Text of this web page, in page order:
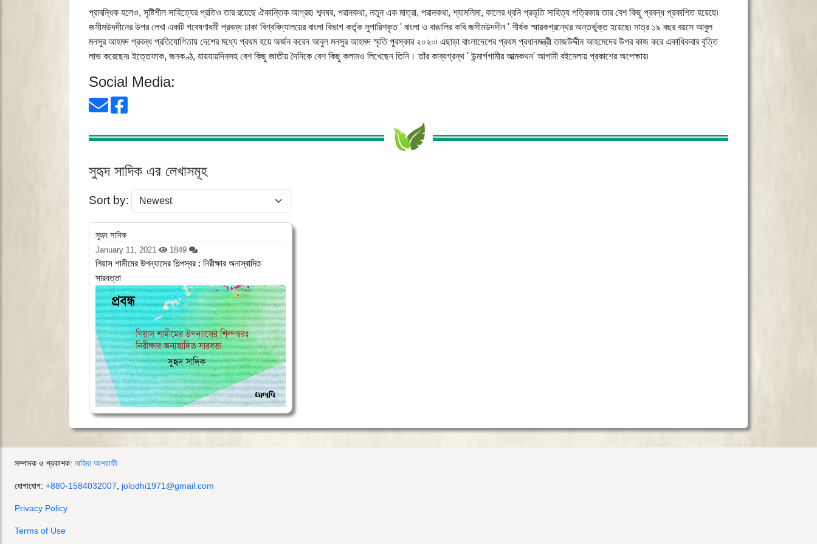
প্রাবন্ধিক হলেও, সৃষ্টিশীল সাহিত্যের প্রতিও তার রয়েছে ঐকান্তিক আগ্রহ৷ শব্দঘর, পরানকথা, নতুন এক মাত্রা, পরানকথা, শ্যামলিমা, কালের ধ্বনি প্রভৃতি সাহিত্য পত্রিকায় তার বেশ কিছু প্রবন্ধ প্রকাশিত হয়েছে৷
জসীমউদদীনের উপর লেখা একটি গবেষণাধর্মী প্রবন্ধ ঢাকা বিশ্ববিদ্যালয়ের বাংলা বিভাগ কর্তৃক সুপারিশকৃত ' বাংলা ও বাঙালির কবি জসীমউদদীন ' শীর্ষক স্মারকগ্রন্থের অন্তর্ভুক্ত হয়েছে৷ মাত্র ১৯ বছর বয়সে আবুল
মনসুর আহমদ প্রবন্ধ প্রতিযোগিতায় দেশের মধ্যে প্রথম হয়ে অর্জন করেন আবুল মনসুর আহমদ স্মৃতি পুরস্কার ২০২০৷ এছাড়া বাংলাদেশের প্রথম প্রধানমন্ত্রী তাজউদ্দীন আহমেদের উপর কাজ করে একাধিকবার বৃত্তি
লাভ করেছেন৷ ইত্তেফাক, জনকণ্ঠ, যায়যায়দিনসহ বেশ কিছু জাতীয় দৈনিকে বেশ কিছু কলামও লিখেছেন তিনি। তাঁর কাব্যগ্রন্থ ' উন্মার্গগামীর আত্মকথন' আগামী বইমেলায় প্রকাশের অপেক্ষায়৷
Social Media:
সুহৃদ সাদিক এর লেখাসমূহ
Sort by:
সুহৃদ সাদিক
January 11, 2021 1849
গিয়াস শামীমের উপন্যাসের শিল্পস্বর : নিরীক্ষার অনাস্বাদিত
সারবত্তা
সম্পাদক ও প্রকাশক: নাহিদা আশরাফী
যোগাযোগ: +880-1584032007 jolodhi1971@gmail.com
Privacy Policy
Terms of Use